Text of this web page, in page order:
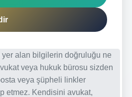
yer alan bilgilerin doğruluğu ne
veya hukuk bürosu sizden
veya şüpheli linkler
etmez. Kendisini avukat,